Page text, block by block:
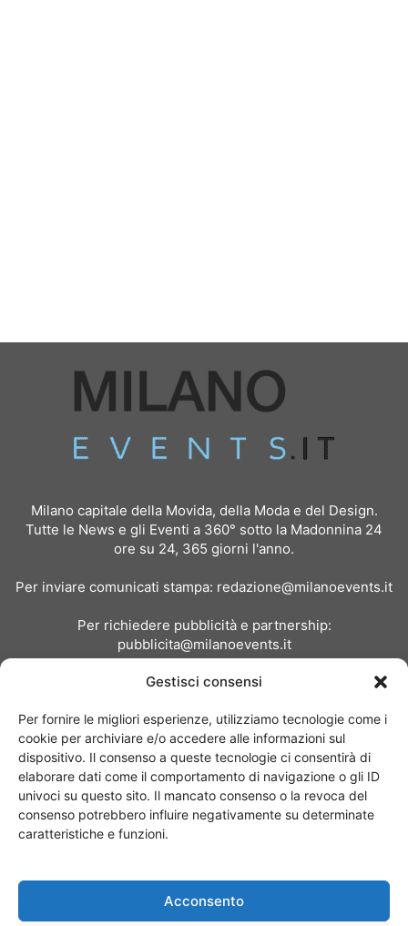
Gestisci consensi
Per fornire le migliori esperienze, utilizziamo tecnologie come i
cookie per archiviare e/o accedere alle informazioni sul
dispositivo. Il consenso a queste tecnologie ci consentirà di
elaborare dati come il comportamento di navigazione o gli ID
univoci su questo sito. Il mancato consenso o la revoca del
consenso potrebbero influire negativamente su determinate
caratteristiche e funzioni.
Acconsento
Milano capitale della Movida, della Moda e del Design.
Tutte le News e gli Eventi a 360° sotto la Madonnina 24
ore su 24, 365 giorni l'anno.
Per inviare comunicati stampa: redazione@milanoevents.it
Per richiedere pubblicità e partnership:
pubblicita@milanoevents.it
Chi siamo I Nostri Clienti
© Copyright 2017 - MilanoEvents.it© managed by